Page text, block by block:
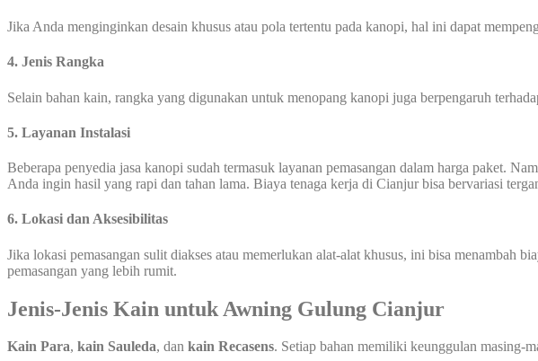
Jika Anda menginginkan desain khusus atau pola tertentu pada kanopi, hal ini dapat
4. Jenis Rangka
Selain bahan kain, rangka yang digunakan untuk menopang kanopi juga berpengaruh
5. Layanan Instalasi
Beberapa penyedia jasa kanopi sudah termasuk layanan pemasangan dalam harga paket.
Anda ingin hasil yang rapi dan tahan lama. Biaya tenaga kerja di Cianjur bisa bervariasi
6. Lokasi dan Aksesibilitas
Jika lokasi pemasangan sulit diakses atau memerlukan alat-alat khusus, ini bisa menambah
pemasangan yang lebih rumit.
Jenis-Jenis Kain untuk Awning Gulung Cianjur
Kain Para, kain Sauleda, dan kain Recasens. Setiap bahan memiliki keunggulan masing-